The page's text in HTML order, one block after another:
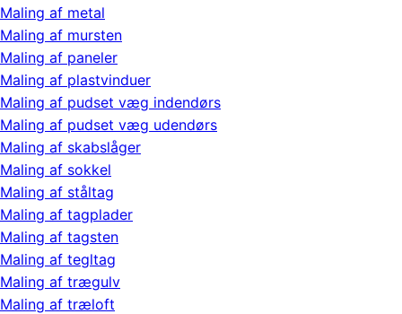
Maling af metal
Maling af mursten
Maling af paneler
Maling af plastvinduer
Maling af pudset væg indendørs
Maling af pudset væg udendørs
Maling af skabslåger
Maling af sokkel
Maling af ståltag
Maling af tagplader
Maling af tagsten
Maling af tegltag
Maling af trægulv
Maling af træloft